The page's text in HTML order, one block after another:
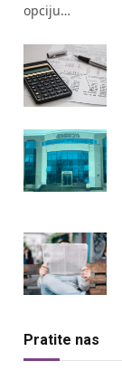
opciju…
Pratite nas